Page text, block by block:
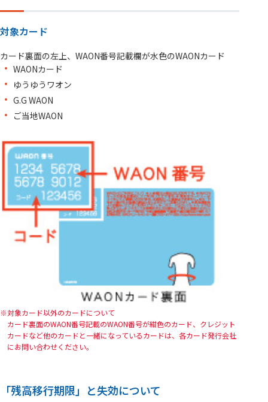
対象カード
カード裏面の左上、WAON番号記載欄が水色のWAONカード
WAONカード
ゆうゆうワオン
G.G WAON
ご当地WAON
対象カード以外のカードについて
カード裏面のWAON番号記載のWAON番号が紺色のカード、クレジット
カードなど他のカードと一緒になっているカードは、各カード発行会社
にお問い合わせください。
「残高移行期限」と失効について